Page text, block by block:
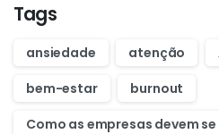
Tags
ansiedade atenção
bem-estar
burnout
Como as empresas devem